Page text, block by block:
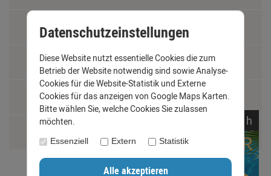
Fachbegriffe
Jobs
Montage und Installationshilfen
h
Datenschutzeinstellungen
Diese Website nutzt essentielle Cookies die zum
Betrieb der Website notwendig sind sowie Analyse-
Cookies für die Website-Statistik und Externe
Cookies für das anzeigen von Google Maps Karten.
Bitte wählen Sie, welche Cookies Sie zulassen
möchten.
Essenziell Extern Statistik